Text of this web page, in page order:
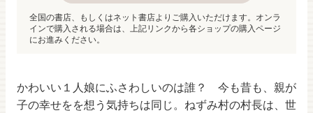
かわいい１人娘にふさわしいのは誰？ 今も昔も、親が
子の幸せをを想う気持ちは同じ。ねずみ村の村長は、世
全国の書店、もしくはネット書店よりご購入いただけます。オンラ
インで購入される場合は、上記リンクから各ショップの購入ページ
にお進みください。